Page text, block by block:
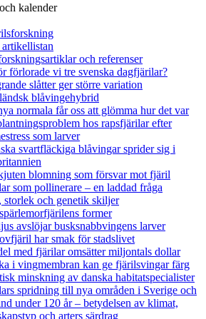
kalender
och referenser
förlorade vi tre svenska dagfjärilar?
slåtter ger större variation
blåvingehybrid
normala får oss att glömma hur det var
hos rapsfjärilar efter
som larver
svartfläckiga blåvingar sprider sig i
blomning som försvar mot fjäril
som pollinerare – en laddad fråga
storlek och genetik skiljer
former
avslöjar busksnabbvingens larver
har smak för stadslivet
med fjärilar omsätter miljontals dollar
i vingmembran kan ge fjärilsvingar färg
minskning av danska habitatspecialister
spridning till nya områden i Sverige och
under 120 år– betydelsen av klimat,
och arters särdrag